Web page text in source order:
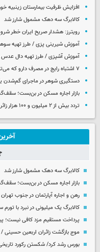
افزایش ظرفیت بیمارستان زینبیه خورموج
کالابرگ سه دهک مشمول شارز شد
رویترز: هشدار صریح ایران خطر
آموزش شیرینی پزی / طرز تهیه
آموزش آشپزی / طرز تهیه دال
۷ اشتباه رایج در مصرف دارو که می‌تواند سلامتتان را به خطر بیندازد
دستگیری شوهر در ماجرای گم‌شدن
بازار اجاره مسکن در بن‌بست؛
تردد بیش از ۲ میلیون و ۱۰۰ هزار زائر اربعین حسینی از مرزهای شلمچه و چذابه
کالابرگ سه دهک مشمول شارز شد
بازار اجاره مسکن در بن‌بست؛
رهن و اجاره آپارتمان در جنوب تهران چهارشنبه
کالابرگ یک میلیونی در نبرد با
پرداخت مستقیم مزد کافی نیست؛
موج بازگشت زائران اربعین
بورس رشد کرد/ شکستن رکورد تاریخی کانال ۵.۴